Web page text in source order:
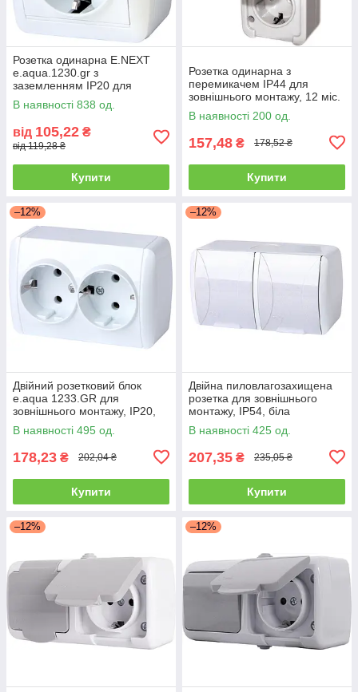
Розетка одинарна E.NEXT
e.aqua.1230.gr з
заземленням IP20 для
зовнішнього монтажу
В наявності 838 од.
від 105,22 ₴
від 119,28 ₴
Купити
Розетка одинарна з
перемикачем IP44 для
зовнішнього монтажу, 12 міс.
гарантії
В наявності 200 од.
157,48 ₴ 178,52 ₴
Купити
–12%
Двійний розетковий блок
e.aqua 1233.GR для
зовнішнього монтажу, IP20,
білий, 16А
В наявності 495 од.
178,23 ₴ 202,04 ₴
Купити
–12%
Двійна пиловлагозахищена
розетка для зовнішнього
монтажу, IP54, біла
В наявності 425 од.
207,35 ₴ 235,05 ₴
Купити
–12% –12%